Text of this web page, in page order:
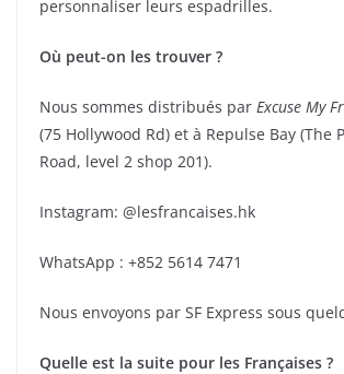
personnaliser leurs espadrilles.
Où peut-on les trouver ?
Nous sommes distribués par Excuse My
(75 Hollywood Rd) et à Repulse Bay (The
Road, level 2 shop 201).
Instagram: @lesfrancaises.hk
WhatsApp : +852 5614 7471
Nous envoyons par SF Express sous
Quelle est la suite pour les Françaises ?